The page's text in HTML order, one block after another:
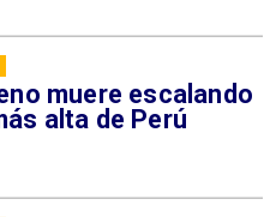
muere escalando
alta de Perú